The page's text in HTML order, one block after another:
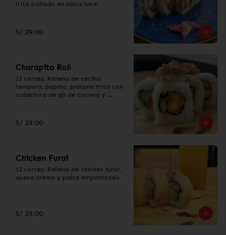
frito bañado en salsa taré.
S/ 29.00
Charapita Roll
12 cortes: Relleno de cecina
tempura, pepino, plátano frito con
cobertura de ají de cocona y
S/ 29.00
Chicken Furai
12 cortes: Relleno de chicken furai,
queso crema y palta empanizado
S/ 29.00